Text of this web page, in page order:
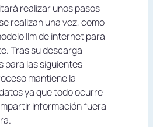
realizar unos pasos
realizan una vez, como
llm de internet para
Tras su descarga
para las siguientes
mantiene la
ya que todo ocurre
información fuera